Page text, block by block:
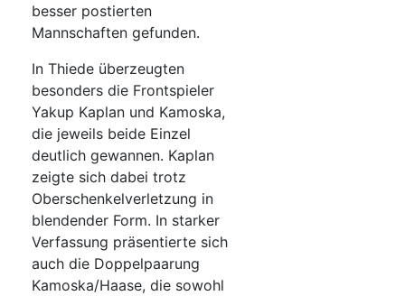
besser postierten
Mannschaften gefunden.
In Thiede überzeugten
besonders die Frontspieler
Yakup Kaplan und Kamoska,
die jeweils beide Einzel
deutlich gewannen. Kaplan
zeigte sich dabei trotz
Oberschenkelverletzung in
blendender Form. In starker
Verfassung präsentierte sich
auch die Doppelpaarung
Kamoska/Haase, die sowohl